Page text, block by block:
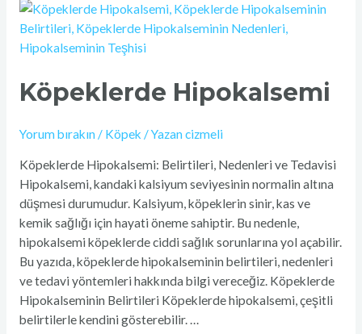
Köpeklerde Hipokalsemi
Yorum bırakın / Köpek / Yazan cizmeli
Köpeklerde Hipokalsemi: Belirtileri, Nedenleri ve Tedavisi
Hipokalsemi, kandaki kalsiyum seviyesinin normalin altına
düşmesi durumudur. Kalsiyum, köpeklerin sinir, kas ve
kemik sağlığı için hayati öneme sahiptir. Bu nedenle,
hipokalsemi köpeklerde ciddi sağlık sorunlarına yol açabilir.
Bu yazıda, köpeklerde hipokalseminin belirtileri, nedenleri
ve tedavi yöntemleri hakkında bilgi vereceğiz. Köpeklerde
Hipokalseminin Belirtileri Köpeklerde hipokalsemi, çeşitli
belirtilerle kendini gösterebilir. …
Köpeklerde
Hipokalsemi